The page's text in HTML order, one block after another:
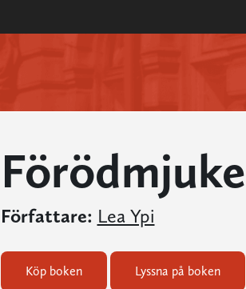
Författare: Lea Ypi
Köp boken Lyssna på boken